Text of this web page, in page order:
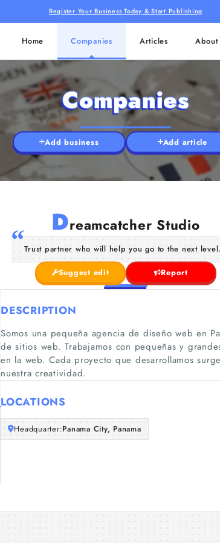
Register Your Business Today & Start Publishing
Home Companies Articles About
Companies
Add business Add article
Dreamcatcher Studio
Trust partner who will help you go to the next
Suggest edit Report
DESCRIPTION
Somos una pequeña agencia de diseño web en
de sitios web. Trabajamos con pequeñas y
en la web. Cada proyecto que desarrollamos
nuestra creatividad.
LOCATIONS
Headquarter:Panama City, Panama